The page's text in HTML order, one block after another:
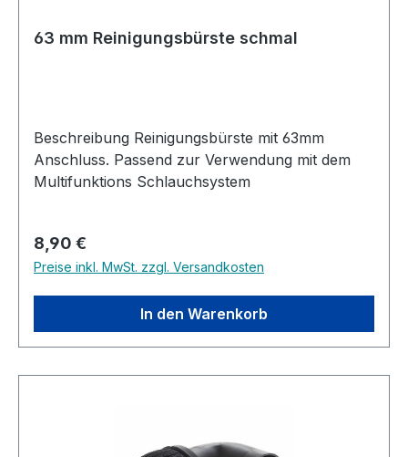
63 mm Reinigungsbürste schmal
Beschreibung Reinigungsbürste mit 63mm
Anschluss. Passend zur Verwendung mit dem
Multifunktions Schlauchsystem
Regulärer Preis:
8,90 €
Preise inkl. MwSt. zzgl. Versandkosten
In den Warenkorb